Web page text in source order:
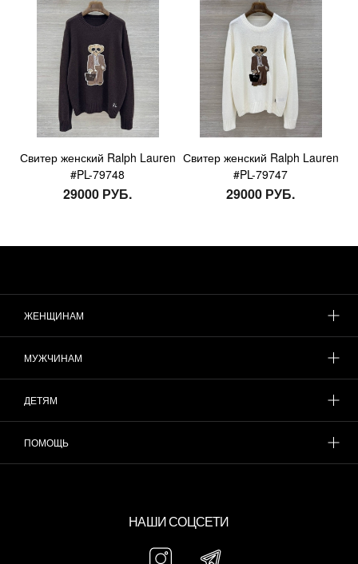
Свитер женский Ralph Lauren
#PL-79748
29000 РУБ.
Свитер женский Ralph Lauren
#PL-79747
29000 РУБ.
ЖЕНЩИНАМ
МУЖЧИНАМ
ДЕТЯМ
ПОМОЩЬ
НАШИ СОЦСЕТИ